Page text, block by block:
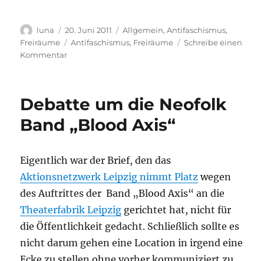
Autor
luna
Veröffentlicht
am
20. Juni 2011 Kategorien
Allgemein,Antifaschismus,
Freiräume
Schlagwörter
Antifaschismus, Freiräume
Schreibe einen
Kommentarzu
um
Band
in
der
Theaterfabrik
Debatte um die Neofolk
Band „Blood Axis“
Eigentlich war der Brief, den das
Aktionsnetzwerk Leipzig nimmt Platz wegen
des Auftrittes der Band „Blood Axis“ an die
Theaterfabrik Leipzig gerichtet hat, nicht für
die Öffentlichkeit gedacht. Schließlich sollte es
nicht darum gehen eine Location in irgend eine